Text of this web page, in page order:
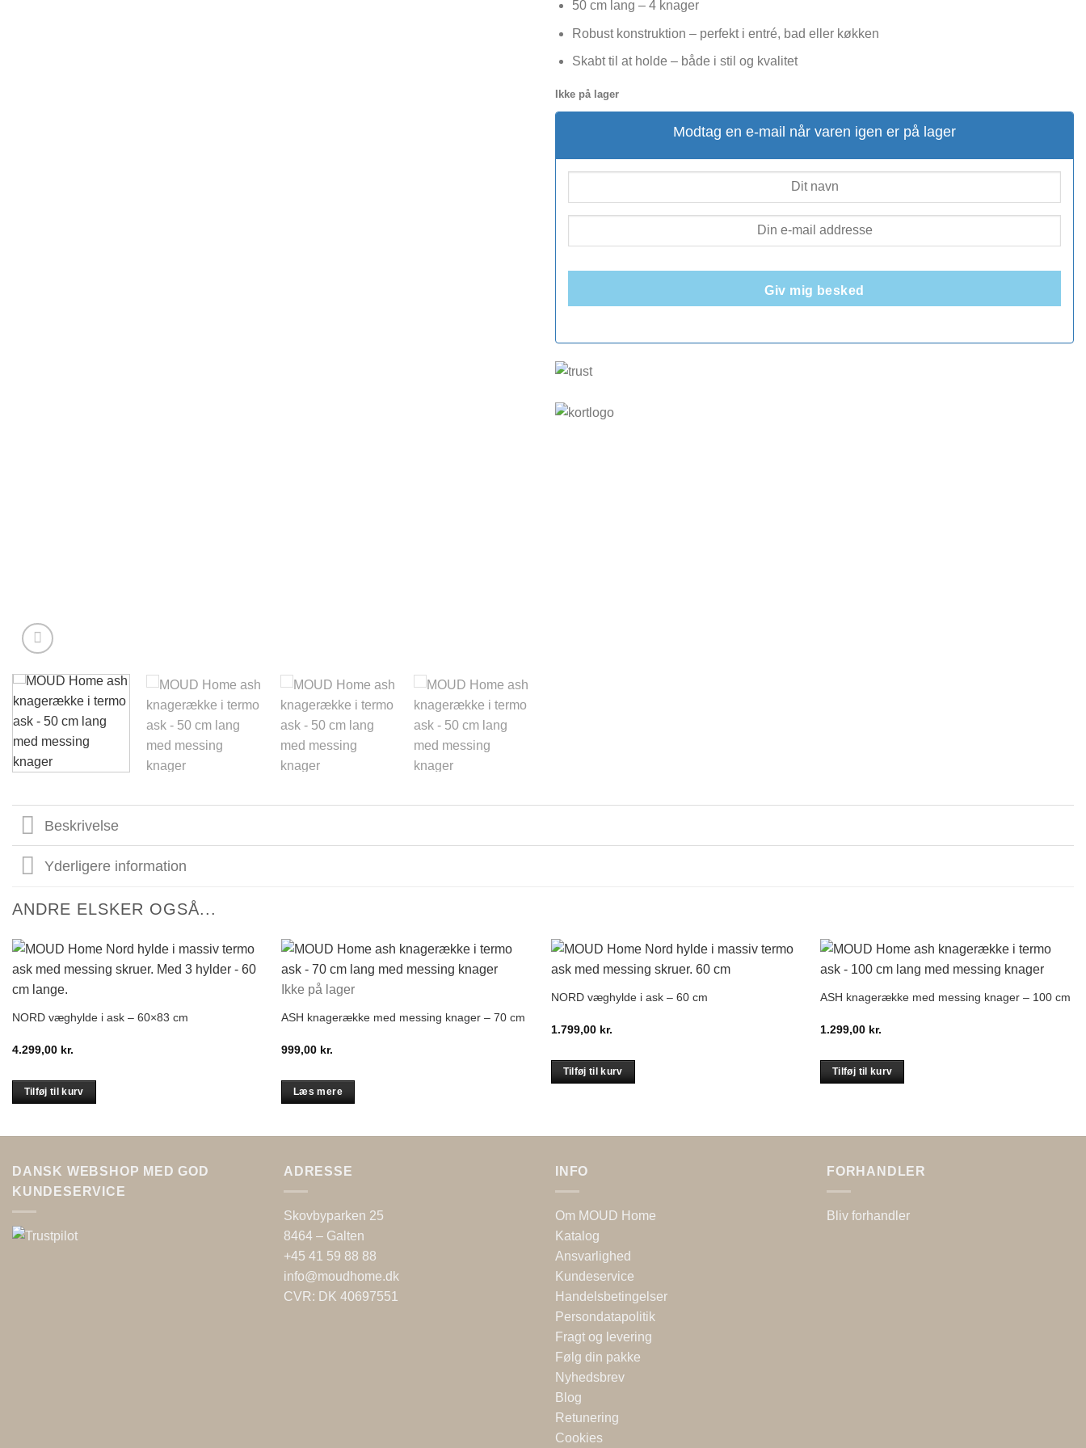
50 cm lang – 4 knager
Robust konstruktion – perfekt i entré, bad eller køkken
Skabt til at holde – både i stil og kvalitet
Ikke på lager
Modtag en e-mail når varen igen er på lager
Giv mig besked
Beskrivelse
Yderligere information
ANDRE ELSKER OGSÅ...
NORD væghylde i ask – 60×83 cm
4.299,00 kr.
Tilføj til kurv
Ikke på lager
ASH knagerække med messing knager – 70 cm
999,00 kr.
Læs mere
NORD væghylde i ask – 60 cm
1.799,00 kr.
Tilføj til kurv
ASH knagerække med messing knager – 100 cm
1.299,00 kr.
Tilføj til kurv
DANSK WEBSHOP MED GOD
KUNDESERVICE
ADRESSE
Skovbyparken 25
8464 – Galten
+45 41 59 88 88
info@moudhome.dk
CVR: DK 40697551
INFO
Om MOUD Home
Katalog
Ansvarlighed
Kundeservice
Handelsbetingelser
Persondatapolitik
Fragt og levering
Følg din pakke
Nyhedsbrev
Blog
Retunering
Cookies
FORHANDLER
Bliv forhandler